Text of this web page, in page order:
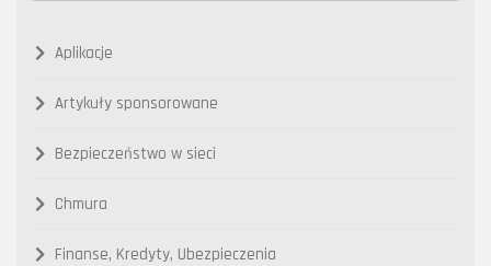
Aplikacje
Artykuły sponsorowane
Bezpieczeństwo w sieci
Chmura
Finanse, Kredyty, Ubezpieczenia